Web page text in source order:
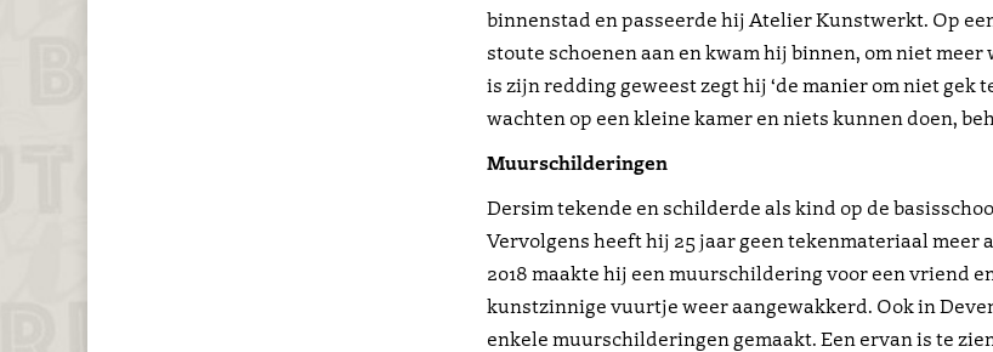
binnenstad en passeerde hij Atelier Kunstwerkt. Op
stoute schoenen aan en kwam hij binnen, om niet meer
is zijn redding geweest zegt hij ‘de manier om niet gek
wachten op een kleine kamer en niets kunnen doen,
Muurschilderingen
Dersim tekende en schilderde als kind op de
Vervolgens heeft hij 25 jaar geen tekenmateriaal meer
2018 maakte hij een muurschildering voor een vriend
kunstzinnige vuurtje weer aangewakkerd. Ook in
enkele muurschilderingen gemaakt. Een ervan is te